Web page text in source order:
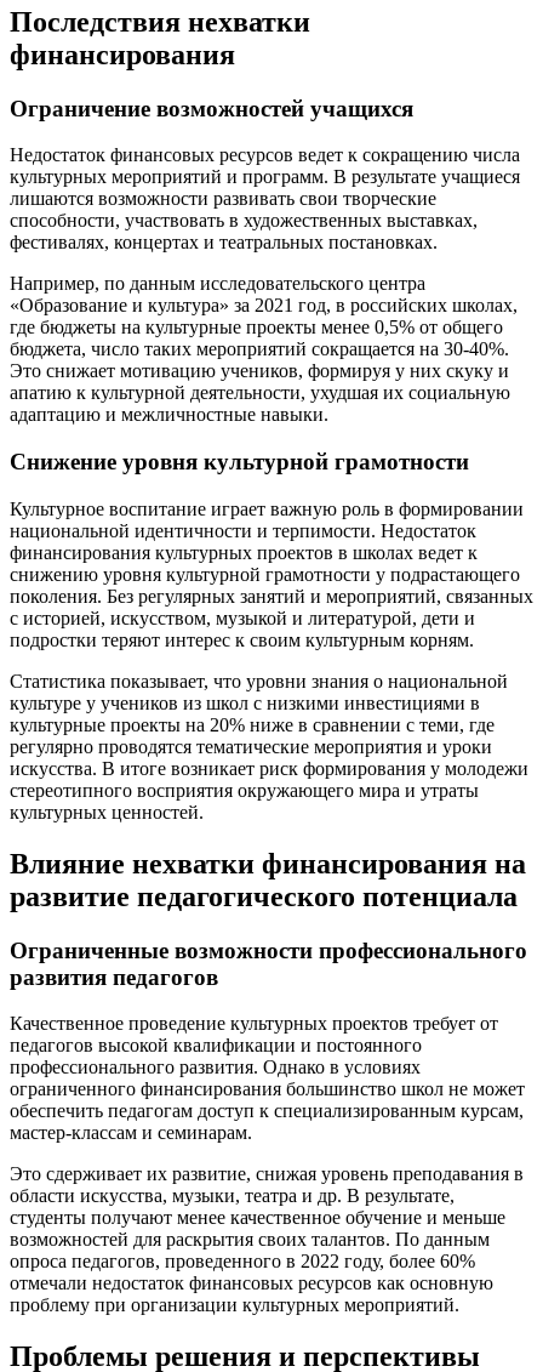
Последствия нехватки
финансирования
Ограничение возможностей учащихся
Недостаток финансовых ресурсов ведет к сокращению числа
культурных мероприятий и программ. В результате учащиеся
лишаются возможности развивать свои творческие
способности, участвовать в художественных выставках,
фестивалях, концертах и театральных постановках.
Например, по данным исследовательского центра
«Образование и культура» за 2021 год, в российских школах,
где бюджеты на культурные проекты менее 0,5% от общего
бюджета, число таких мероприятий сокращается на 30-40%.
Это снижает мотивацию учеников, формируя у них скуку и
апатию к культурной деятельности, ухудшая их социальную
адаптацию и межличностные навыки.
Снижение уровня культурной грамотности
Культурное воспитание играет важную роль в формировании
национальной идентичности и терпимости. Недостаток
финансирования культурных проектов в школах ведет к
снижению уровня культурной грамотности у подрастающего
поколения. Без регулярных занятий и мероприятий, связанных
с историей, искусством, музыкой и литературой, дети и
подростки теряют интерес к своим культурным корням.
Статистика показывает, что уровни знания о национальной
культуре у учеников из школ с низкими инвестициями в
культурные проекты на 20% ниже в сравнении с теми, где
регулярно проводятся тематические мероприятия и уроки
искусства. В итоге возникает риск формирования у молодежи
стереотипного восприятия окружающего мира и утраты
культурных ценностей.
Влияние нехватки финансирования на
развитие педагогического потенциала
Ограниченные возможности профессионального
развития педагогов
Качественное проведение культурных проектов требует от
педагогов высокой квалификации и постоянного
профессионального развития. Однако в условиях
ограниченного финансирования большинство школ не может
обеспечить педагогам доступ к специализированным курсам,
мастер-классам и семинарам.
Это сдерживает их развитие, снижая уровень преподавания в
области искусства, музыки, театра и др. В результате,
студенты получают менее качественное обучение и меньше
возможностей для раскрытия своих талантов. По данным
опроса педагогов, проведенного в 2022 году, более 60%
отмечали недостаток финансовых ресурсов как основную
проблему при организации культурных мероприятий.
Проблемы решения и перспективы